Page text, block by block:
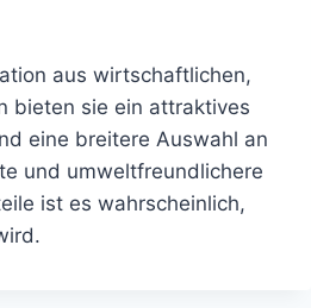
aus wirtschaftlichen,
bieten sie ein attraktives
eine breitere Auswahl an
und umweltfreundlichere
ist es wahrscheinlich,